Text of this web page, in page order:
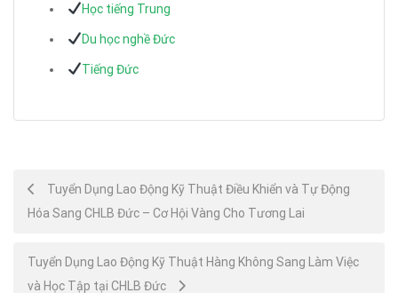
Học tiếng Trung
Du học nghề Đức
Tiếng Đức
Post
navigation
Tuyển Dụng Lao Động Kỹ Thuật Điều Khiển và Tự Động
Hóa Sang CHLB Đức – Cơ Hội Vàng Cho Tương Lai
Tuyển Dụng Lao Động Kỹ Thuật Hàng Không Sang Làm Việc
và Học Tập tại CHLB Đức